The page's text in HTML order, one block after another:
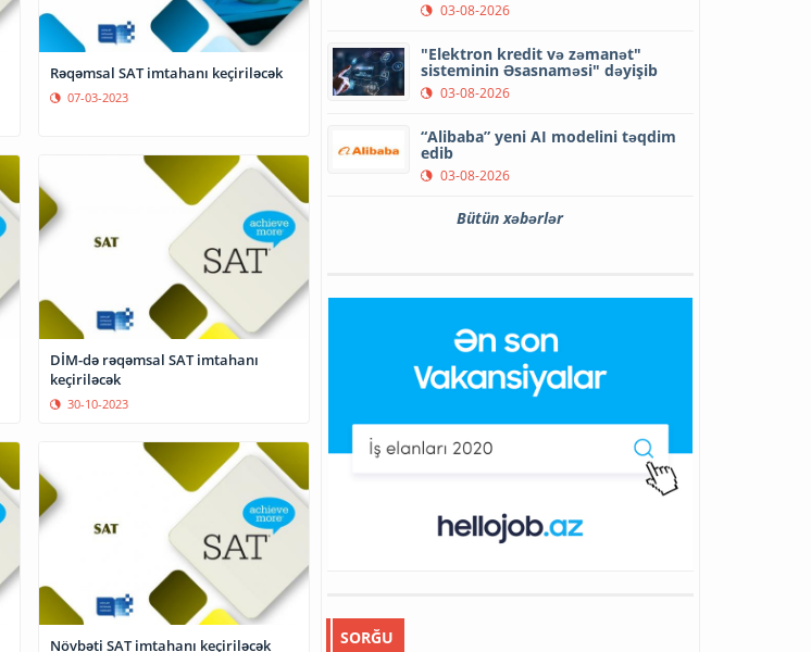
Rəqəmsal SAT imtahanı keçiriləcək
07-03-2023
DİM-də rəqəmsal SAT imtahanı
keçiriləcək
30-10-2023
Növbəti SAT imtahanı keçiriləcək
03-08-2026
"Elektron kredit və zəmanət"
sisteminin Əsasnaməsi" dəyişib
03-08-2026
“Alibaba” yeni AI modelini təqdim
edib
03-08-2026
Bütün xəbərlər
SORĞU